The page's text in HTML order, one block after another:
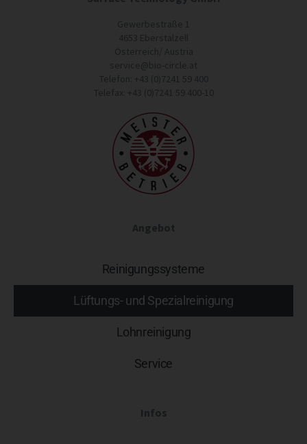
Gewerbestraße 1
4653 Eberstalzell
Österreich/ Austria
service@bio-circle.at
Telefon: +43 (0)7241 59 400
Telefax: +43 (0)7241 59 400-10
Angebot
Reinigungssysteme
Lüftungs- und Spezialreinigung
Lohnreinigung
Service
Infos